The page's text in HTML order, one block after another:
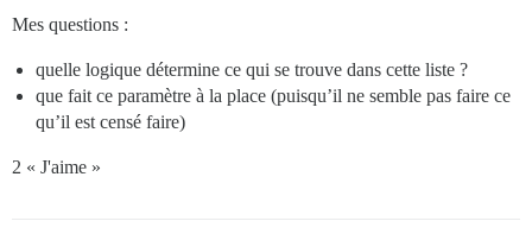
Mes questions :
quelle logique détermine ce qui se trouve dans cette liste ?
que fait ce paramètre à la place (puisqu’il ne semble pas faire ce
qu’il est censé faire)
2 « J'aime »